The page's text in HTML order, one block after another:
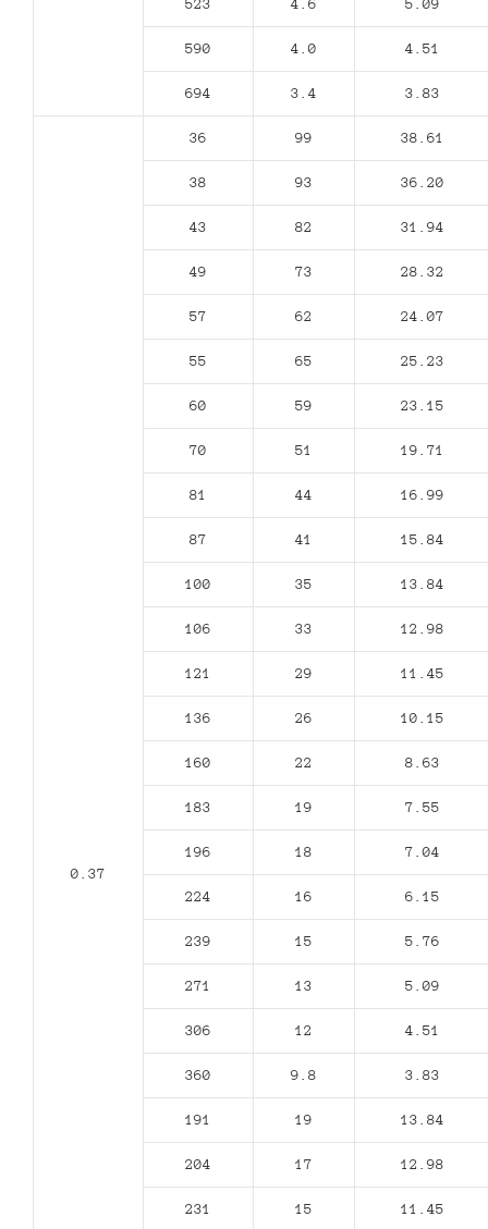
523 4.6 5.09
590 4.0 4.51
694 3.4 3.83
0.37
36 99 38.61
38 93 36.20
43 82 31.94
49 73 28.32
57 62 24.07
55 65 25.23
60 59 23.15
70 51 19.71
81 44 16.99
87 41 15.84
100 35 13.84
106 33 12.98
121 29 11.45
136 26 10.15
160 22 8.63
183 19 7.55
196 18 7.04
224 16 6.15
239 15 5.76
271 13 5.09
306 12 4.51
360 9.8 3.83
191 19 13.84
204 17 12.98
231 15 11.45